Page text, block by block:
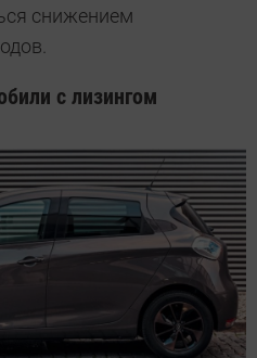
снижением
с лизингом